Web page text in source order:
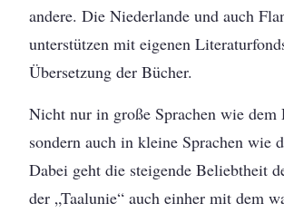
andere. Die Niederlande und auch
unterstützen mit eigenen
Übersetzung der Bücher.
Nicht nur in große Sprachen wie dem
sondern auch in kleine Sprachen wie
Dabei geht die steigende Beliebtheit
der „Taalunie“ auch einher mit dem